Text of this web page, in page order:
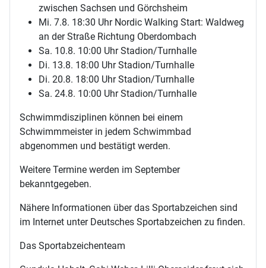
zwischen Sachsen und Görchsheim
Mi. 7.8. 18:30 Uhr Nordic Walking Start: Waldweg
an der Straße Richtung Oberdombach
Sa. 10.8. 10:00 Uhr Stadion/Turnhalle
Di. 13.8. 18:00 Uhr Stadion/Turnhalle
Di. 20.8. 18:00 Uhr Stadion/Turnhalle
Sa. 24.8. 10:00 Uhr Stadion/Turnhalle
Schwimmdisziplinen können bei einem
Schwimmmeister in jedem Schwimmbad
abgenommen und bestätigt werden.
Weitere Termine werden im September
bekanntgegeben.
Nähere Informationen über das Sportabzeichen sind
im Internet unter Deutsches Sportabzeichen zu finden.
Das Sportabzeichenteam